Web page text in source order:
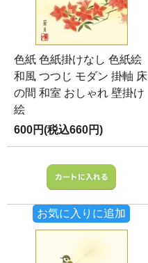
色紙 色紙掛けなし 色紙絵
和風 つつじ モダン 掛軸 床
の間 和室 おしゃれ 壁掛け
絵
600円(税込660円)
お気に入りに追加